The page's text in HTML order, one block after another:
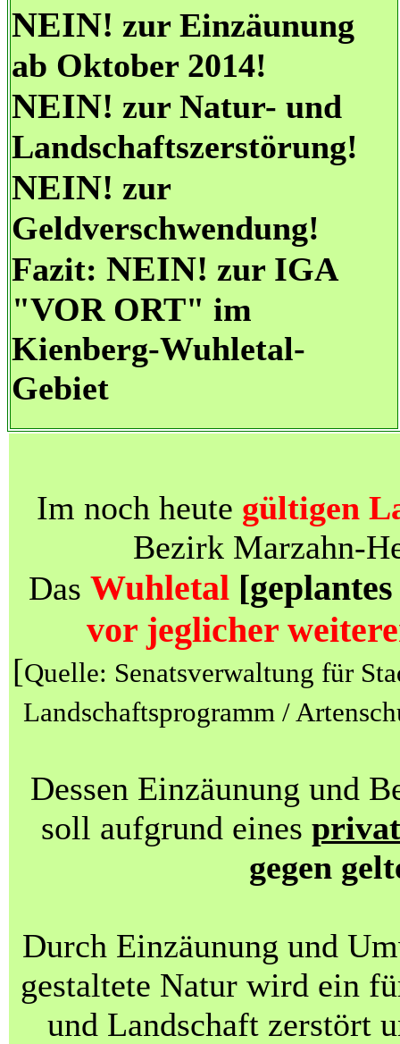
NEIN! zur Einzäunung
ab Oktober 2014!
NEIN! zur Natur- und
Landschaftszerstörung!
NEIN! zur
Geldverschwendung!
Fazit: NEIN! zur IGA
"VOR ORT" im
Kienberg-Wuhletal-
Gebiet
Im noch heute gültigen
Bezirk Marzahn-
Das Wuhletal
vor jeglicher
[Quelle: Senatsverwaltung für
Landschaftsprogramm /
Dessen Einzäunung und
soll aufgrund eines privat
gegen
Durch Einzäunung und
gestaltete Natur wird ein
und Landschaft zerstört